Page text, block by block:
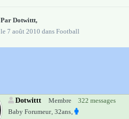
Par Dotwittt,
le 7 août 2010 dans Football
Dotwittt Membre
322 messages
Baby Forumeur‚ 32ans‚